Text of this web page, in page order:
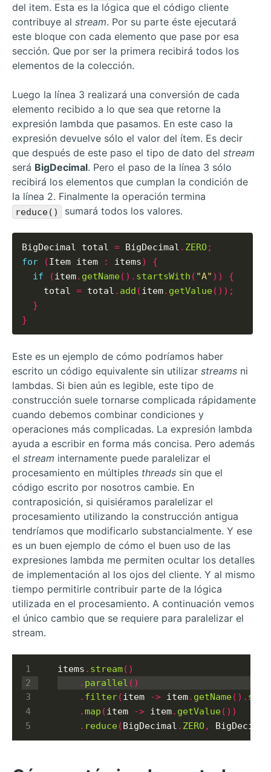
del item. Esta es la lógica que el código cliente
contribuye al stream. Por su parte éste ejecutará
este bloque con cada elemento que pase por esa
sección. Que por ser la primera recibirá todos los
elementos de la colección.
Luego la línea 3 realizará una conversión de cada
elemento recibido a lo que sea que retorne la
expresión lambda que pasamos. En este caso la
expresión devuelve sólo el valor del ítem. Es decir
que después de este paso el tipo de dato del stream
será BigDecimal. Pero el paso de la línea 3 sólo
recibirá los elementos que cumplan la condición de
la línea 2. Finalmente la operación termina
reduce() sumará todos los valores.
BigDecimal total = BigDecimal . ZERO;
for
(Item item : items)
{
if
(item. getName(). startsWith ( "A" ))
{
    total
= total . add (item. getValue());
}
}
Este es un ejemplo de cómo podríamos haber
escrito un código equivalente sin utilizar streams ni
lambdas. Si bien aún es legible, este tipo de
construcción suele tornarse complicada rápidamente
cuando debemos combinar condiciones y
operaciones más complicadas. La expresión lambda
ayuda a escribir en forma más concisa. Pero además
el stream internamente puede paralelizar el
procesamiento en múltiples threads sin que el
código escrito por nosotros cambie. En
contraposición, si quisiéramos paralelizar el
procesamiento utilizando la construcción antigua
tendríamos que modificarlo substancialmente. Y ese
es un buen ejemplo de cómo el buen uso de las
expresiones lambda me permiten ocultar los detalles
de implementación al los ojos del cliente. Y al mismo
tiempo permitirle contribuir parte de la lógica
utilizada en el procesamiento. A continuación vemos
el único cambio que se requiere para paralelizar el
stream.
items . stream()
. parallel ()
. filter(item -> item. getName().
.map (item -> item. getValue())
. reduce(BigDecimal . ZERO, BigDecimal